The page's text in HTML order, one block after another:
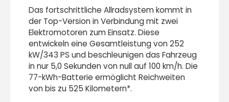
Das fortschrittliche Allradsystem kommt in
der Top-Version in Verbindung mit zwei
Elektromotoren zum Einsatz. Diese
entwickeln eine Gesamtleistung von 252
kW/343 PS und beschleunigen das Fahrzeug
in nur 5,0 Sekunden von null auf 100 km/h. Die
77-kWh-Batterie ermöglicht Reichweiten
von bis zu 525 Kilometern*.